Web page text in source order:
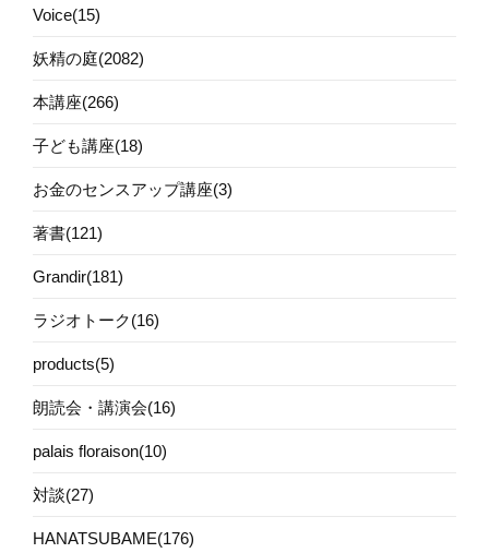
Voice(15)
妖精の庭(2082)
本講座(266)
子ども講座(18)
お金のセンスアップ講座(3)
著書(121)
Grandir(181)
ラジオトーク(16)
products(5)
朗読会・講演会(16)
palais floraison(10)
対談(27)
HANATSUBAME(176)